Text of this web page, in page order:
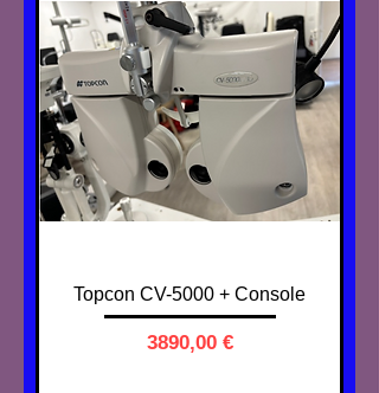
Topcon CV-5000 + Console
Preço
3890,00 €